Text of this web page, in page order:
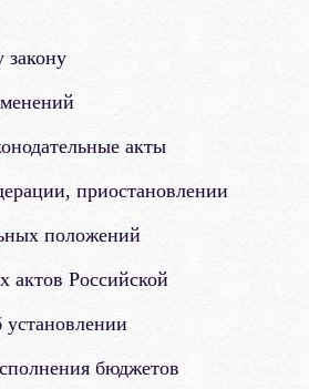
закону
акты
приостановлении
положений
актов Российской
бюджетов